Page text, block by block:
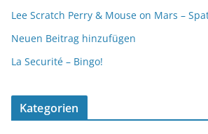
Lee Scratch Perry & Mouse on Mars –
Neuen Beitrag hinzufügen
La Securité – Bingo!
Kategorien